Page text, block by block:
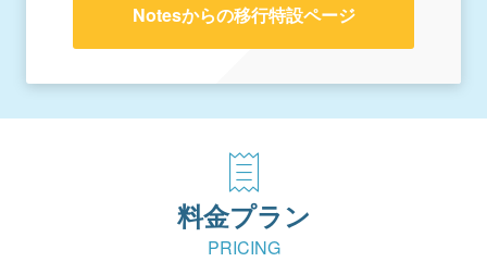
Notesからの移行特設ページ
料金プラン
PRICING